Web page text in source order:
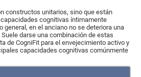
constructos unitarios, sino que están
cognitivas íntimamente
general, en el anciano no se deteriora una
darse una combinación de estas
de CogniFit para el envejecimiento activo y
capacidades cognitivas comúnmente